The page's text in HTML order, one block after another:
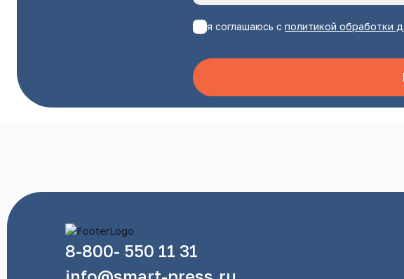
я соглашаюсь с политикой обработки
8-800- 550 11 31